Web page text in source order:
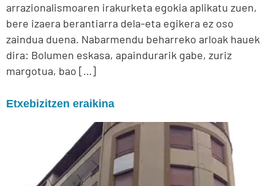
arrazionalismoaren irakurketa egokia aplikatu zuen,
bere izaera berantiarra dela-eta egikera ez oso
zaindua duena. Nabarmendu beharreko arloak hauek
dira: Bolumen eskasa, apaindurarik gabe, zuriz
margotua, bao […]
Etxebizitzen eraikina